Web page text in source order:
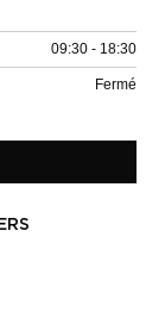
09:30 - 18:30
Fermé